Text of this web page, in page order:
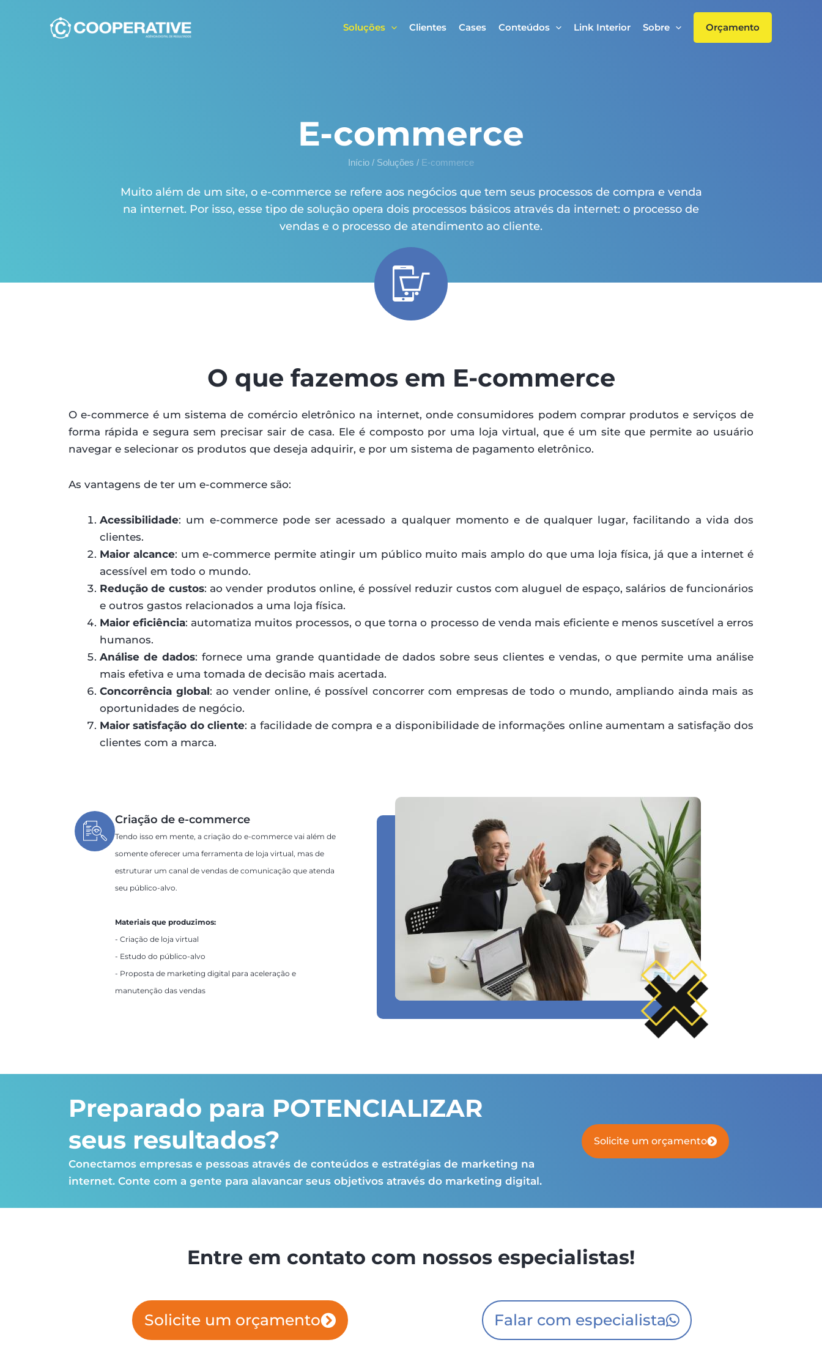
Soluções Clientes Cases Conteúdos Link Interior Sobre Orçamento
E-commerce
Início / Soluções / E-commerce
Muito além de um site, o e-commerce se refere aos negócios que tem seus processos de compra e venda
na internet. Por isso, esse tipo de solução opera dois processos básicos através da internet: o processo de
vendas e o processo de atendimento ao cliente.
O que fazemos em E-commerce
O e-commerce é um sistema de comércio eletrônico na internet, onde consumidores podem comprar produtos e serviços de
forma rápida e segura sem precisar sair de casa. Ele é composto por uma loja virtual, que é um site que permite ao usuário
navegar e selecionar os produtos que deseja adquirir, e por um sistema de pagamento eletrônico.
As vantagens de ter um e-commerce são:
Acessibilidade: um e-commerce pode ser acessado a qualquer momento e de qualquer lugar, facilitando a vida dos
clientes.
Maior alcance: um e-commerce permite atingir um público muito mais amplo do que uma loja física, já que a internet é
acessível em todo o mundo.
Redução de custos: ao vender produtos online, é possível reduzir custos com aluguel de espaço, salários de funcionários
e outros gastos relacionados a uma loja física.
Maior eficiência: automatiza muitos processos, o que torna o processo de venda mais eficiente e menos suscetível a erros
humanos.
Análise de dados: fornece uma grande quantidade de dados sobre seus clientes e vendas, o que permite uma análise
mais efetiva e uma tomada de decisão mais acertada.
Concorrência global: ao vender online, é possível concorrer com empresas de todo o mundo, ampliando ainda mais as
oportunidades de negócio.
Maior satisfação do cliente: a facilidade de compra e a disponibilidade de informações online aumentam a satisfação dos
clientes com a marca.
Criação de e-commerce
Tendo isso em mente, a criação do e-commerce vai além de
somente oferecer uma ferramenta de loja virtual, mas de
estruturar um canal de vendas de comunicação que atenda
seu público-alvo.
Materiais que produzimos:
- Criação de loja virtual
- Estudo do público-alvo
- Proposta de marketing digital para aceleração e
manutenção das vendas
Preparado para POTENCIALIZAR
seus resultados?
Conectamos empresas e pessoas através de conteúdos e estratégias de marketing na
internet. Conte com a gente para alavancar seus objetivos através do marketing digital.
Solicite um orçamento
Entre em contato com nossos especialistas!
Solicite um orçamento Falar com especialista